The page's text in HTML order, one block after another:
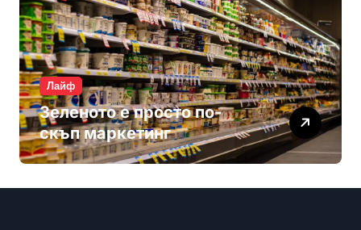
Лайф
Зеленото е просто по-
скъп маркетинг